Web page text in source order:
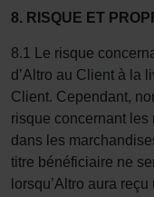
8. RISQUE ET
8.1 Le risque
d’Altro au Client à la
Client. Cependant,
risque concernant les
dans les
titre bénéficiaire ne
lorsqu’Altro aura